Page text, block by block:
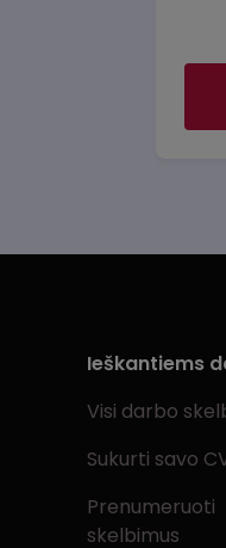
Ieškantiems
Visi darbo
Sukurti savo
Prenumeruoti
skelbimus